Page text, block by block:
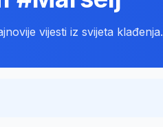
vijesti iz svijeta klađenja.